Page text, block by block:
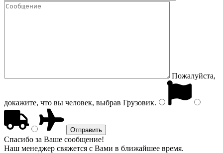
Пожалуйста,
докажите, что вы человек, выбрав Грузовик.
Спасибо за Ваше сообщение!
Наш менеджер свяжется с Вами в ближайшее время.